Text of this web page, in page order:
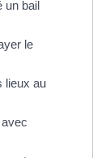
un bail
le
lieux au